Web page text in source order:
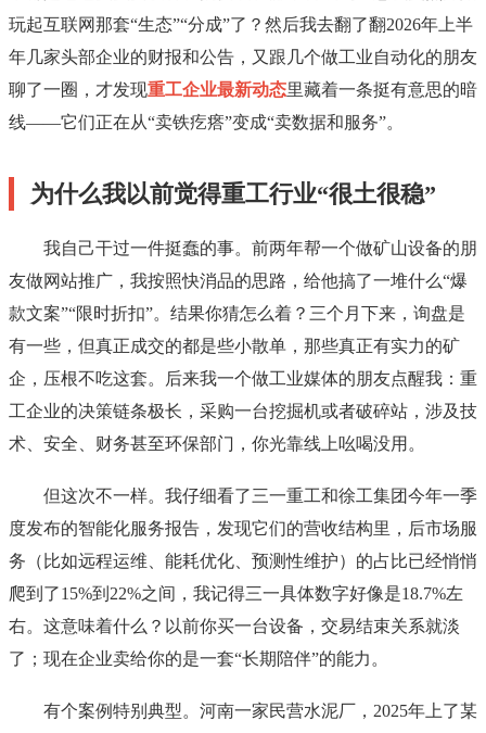
玩起互联网那套“生态”“分成”了？然后我去翻了翻2026年上半
年几家头部企业的财报和公告，又跟几个做工业自动化的朋友
聊了一圈，才发现重工企业最新动态里藏着一条挺有意思的暗
线——它们正在从“卖铁疙瘩”变成“卖数据和服务”。
为什么我以前觉得重工行业“很土很稳”
我自己干过一件挺蠢的事。前两年帮一个做矿山设备的朋
友做网站推广，我按照快消品的思路，给他搞了一堆什么“爆
款文案”“限时折扣”。结果你猜怎么着？三个月下来，询盘是
有一些，但真正成交的都是些小散单，那些真正有实力的矿
企，压根不吃这套。后来我一个做工业媒体的朋友点醒我：重
工企业的决策链条极长，采购一台挖掘机或者破碎站，涉及技
术、安全、财务甚至环保部门，你光靠线上吆喝没用。
但这次不一样。我仔细看了三一重工和徐工集团今年一季
度发布的智能化服务报告，发现它们的营收结构里，后市场服
务（比如远程运维、能耗优化、预测性维护）的占比已经悄悄
爬到了15%到22%之间，我记得三一具体数字好像是18.7%左
右。这意味着什么？以前你买一台设备，交易结束关系就淡
了；现在企业卖给你的是一套“长期陪伴”的能力。
有个案例特别典型。河南一家民营水泥厂，2025年上了某